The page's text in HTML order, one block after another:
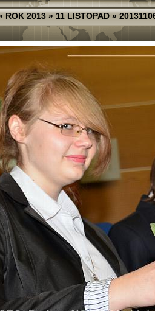
ROK 2013»11 LISTOPAD»